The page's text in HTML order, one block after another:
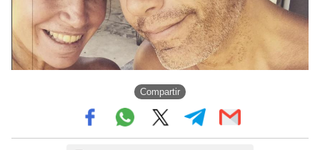
Compartir